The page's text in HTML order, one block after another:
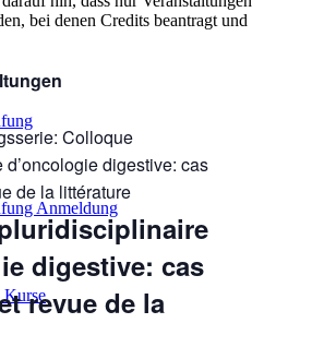
Anmeldung
Kurse
bei denen Credits beantragt und
Colloque
digestive: cas
de la littérature
digestive: cas
revue de la